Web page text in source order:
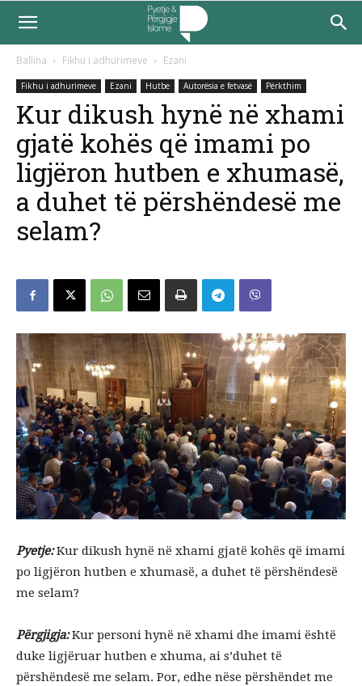
Ballina Fikhu i adhurimeve Ezani
Fikhu i adhurimeve Ezani Hutbe Autorësia e fetvasë Përkthim
Kur dikush hynë në xhami
gjatë kohës që imami po
ligjëron hutben e xhumasë,
a duhet të përshëndesë me
selam?
Pyetje:Kur dikush hynë në xhami gjatë kohës që imami
po ligjëron hutben e xhumasë, a duhet të përshëndesë
me selam?
Përgjigja:Kur personi hynë në xhami dhe imami është
duke ligjëruar hutben e xhuma, ai s’duhet të
përshëndesë me selam. Por, edhe nëse përshëndet me